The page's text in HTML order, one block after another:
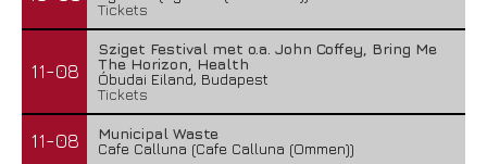
Tickets
11-08
Sziget Festival met o.a. John Coffey, Bring Me
The Horizon, Health
Óbudai Eiland, Budapest
Tickets
11-08
Municipal Waste
Cafe Calluna (Cafe Calluna (Ommen))